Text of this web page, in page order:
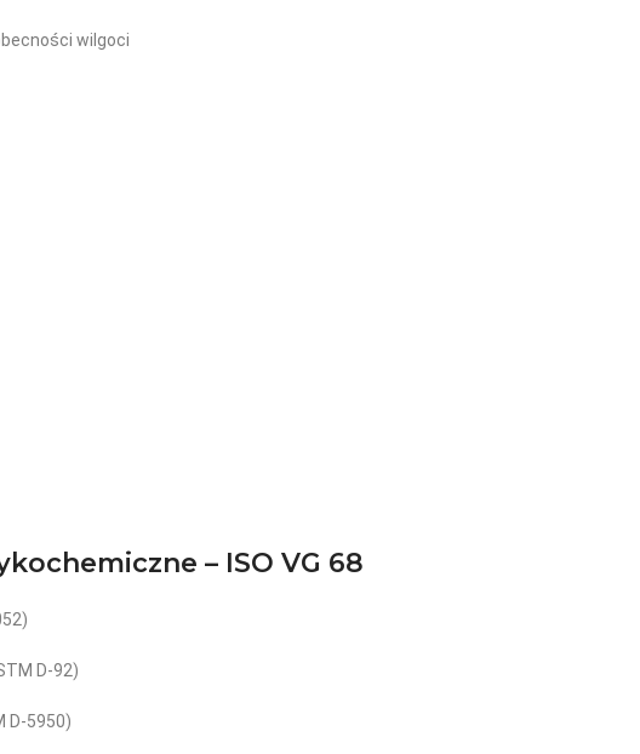
wilgoci
– ISO VG 68
D-92)
D-5950)